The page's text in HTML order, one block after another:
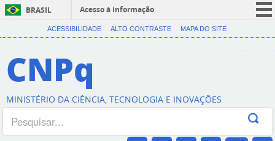
BRASIL
Acesso à informação
CORONAVÍRUS (COVID-19)
Canais
ACESSIBILIDADE ALTO CONTRASTE MAPA DO SITE
CNPq
MINISTÉRIO DA CIÊNCIA, TECNOLOGIA E INOVAÇÕES